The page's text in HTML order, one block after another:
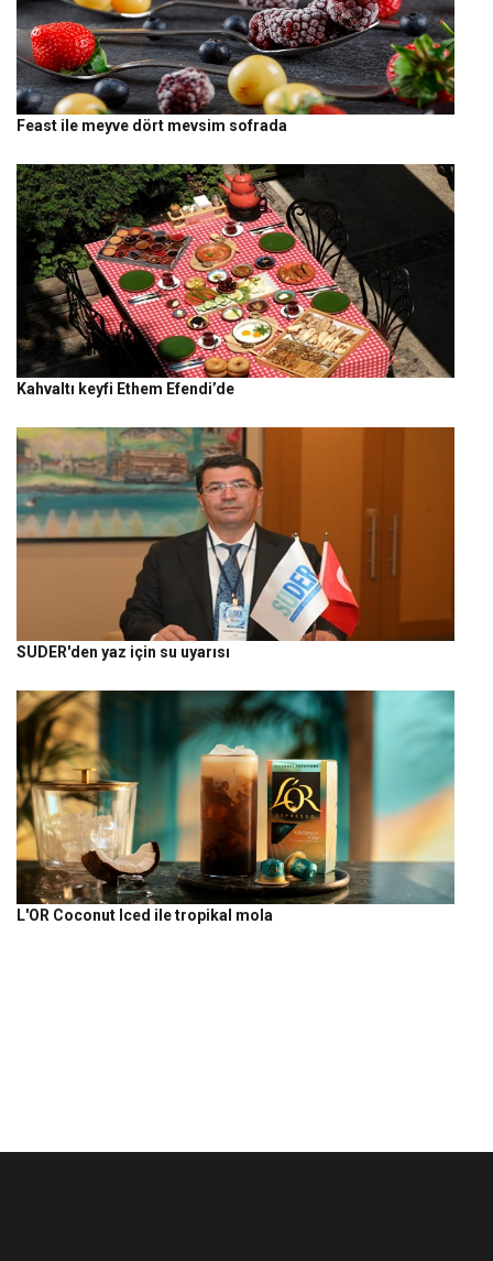
Feast ile meyve dört mevsim sofrada
Kahvaltı keyfi Ethem Efendi’de
SUDER'den yaz için su uyarısı
L'OR Coconut Iced ile tropikal mola